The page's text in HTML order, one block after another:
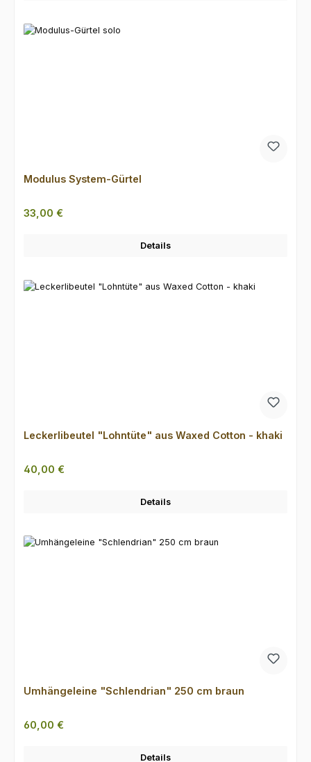
Modulus System-Gürtel
Regulärer Preis:
33,00 €
Details
Leckerlibeutel "Lohntüte" aus Waxed Cotton - khaki
Regulärer Preis:
40,00 €
Details
Umhängeleine "Schlendrian" 250 cm braun
Regulärer Preis:
60,00 €
Details